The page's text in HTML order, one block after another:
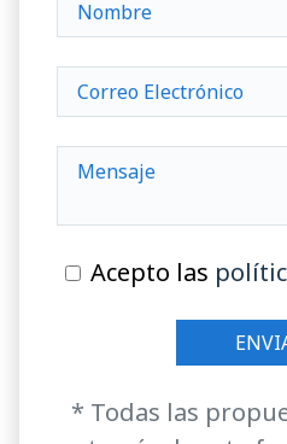
Acepto las
* Todas las